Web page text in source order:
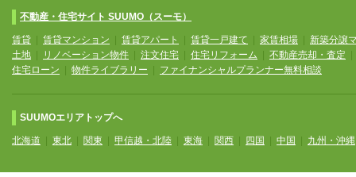
不動産・住宅サイト SUUMO（スーモ）
賃貸 賃貸マンション 賃貸アパート 賃貸一戸建て 家賃相場
新築分譲
土地
リノベーション物件 注文住宅 住宅リフォーム 不動産売却・査定
住宅ローン
物件ライブラリー ファイナンシャルプランナー無料相談
SUUMOエリアトップへ
北海道 東北 関東 甲信越・北陸 東海 関西 四国 中国 九州・沖縄